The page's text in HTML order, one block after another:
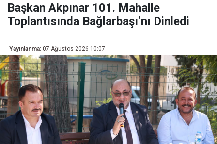
Başkan Akpınar 101. Mahalle
Toplantısında Bağlarbaşı’nı Dinledi
Yayınlanma: 07 Ağustos 2026 10:07